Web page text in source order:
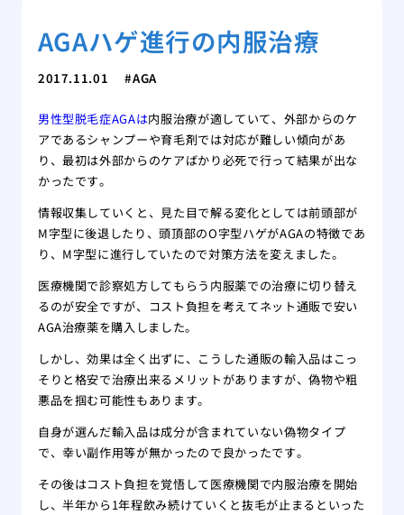
AGAハゲ進行の内服治療
2017.11.01 AGA
男性型脱毛症AGAは内服治療が適していて、外部からのケ
アであるシャンプーや育毛剤では対応が難しい傾向があ
り、最初は外部からのケアばかり必死で行って結果が出な
かったです。
情報収集していくと、見た目で解る変化としては前頭部が
M字型に後退したり、頭頂部のO字型ハゲがAGAの特徴であ
り、M字型に進行していたので対策方法を変えました。
医療機関で診察処方してもらう内服薬での治療に切り替え
るのが安全ですが、コスト負担を考えてネット通販で安い
AGA治療薬を購入しました。
しかし、効果は全く出ずに、こうした通販の輸入品はこっ
そりと格安で治療出来るメリットがありますが、偽物や粗
悪品を掴む可能性もあります。
自身が選んだ輸入品は成分が含まれていない偽物タイプ
で、幸い副作用等が無かったので良かったです。
その後はコスト負担を覚悟して医療機関で内服治療を開始
し、半年から1年程飲み続けていくと抜毛が止まるといった